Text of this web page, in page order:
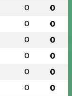
0 0
0 0
0 0
0 0
0 0
0 0